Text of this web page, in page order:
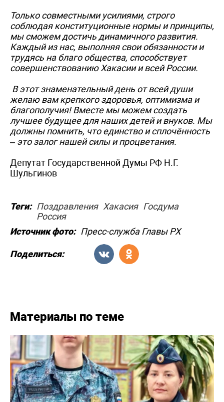
Только совместными усилиями, строго
соблюдая конституционные нормы и принципы,
мы сможем достичь динамичного развития.
Каждый из нас, выполняя свои обязанности и
трудясь на благо общества, способствует
совершенствованию Хакасии и всей России.
В этот знаменательный день от всей души
желаю вам крепкого здоровья, оптимизма и
благополучия! Вместе мы можем создать
лучшее будущее для наших детей и внуков. Мы
должны помнить, что единство и сплочённость
– это залог нашей силы и процветания.
Депутат Государственной Думы РФ Н.Г.
Шульгинов
Теги: Поздравления Хакасия Госдума
Россия
Источник фото: Пресс-служба Главы РХ
Поделиться:
Материалы по теме